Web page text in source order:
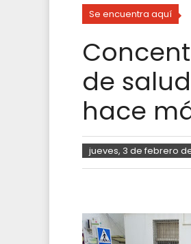
Se encuentra aquí
de
hace
jueves, 3 de febrero